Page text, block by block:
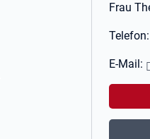
Frau
Telefon:
E-Mail: